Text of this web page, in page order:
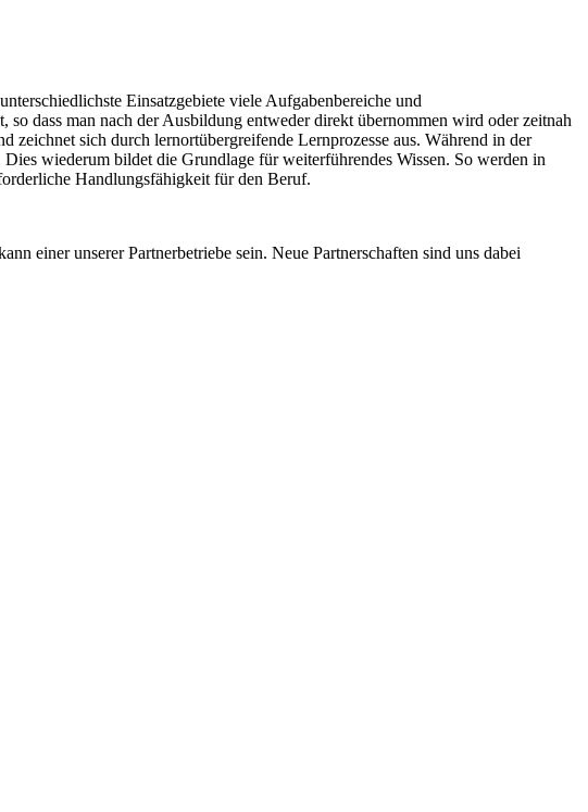
Einsatzgebiete viele Aufgabenbereiche und
dass man nach der Ausbildung entweder direkt übernommen wird oder zeitnah
sich durch lernortübergreifende Lernprozesse aus. Während in der
wiederum bildet die Grundlage für weiterführendes Wissen. So werden in
Handlungsfähigkeit für den Beruf.
einer unserer Partnerbetriebe sein. Neue Partnerschaften sind uns dabei